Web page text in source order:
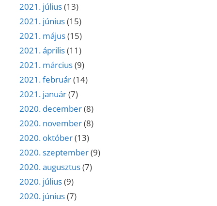
2021. július(13)
2021. június(15)
2021. május(15)
2021. április(11)
2021. március(9)
2021. február(14)
2021. január(7)
2020. december(8)
2020. november(8)
2020. október(13)
2020. szeptember(9)
2020. augusztus(7)
2020. július(9)
2020. június(7)